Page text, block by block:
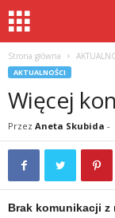
Strona główna
AKTUALNOŚCI
Więcej
Przez Aneta Skubida -
Brak komunikacji z